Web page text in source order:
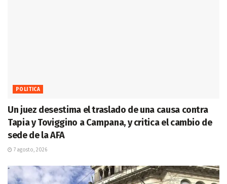
POLITICA
Un juez desestima el traslado de una causa contra
Tapia y Toviggino a Campana, y critica el cambio de
sede de la AFA
7 agosto, 2026